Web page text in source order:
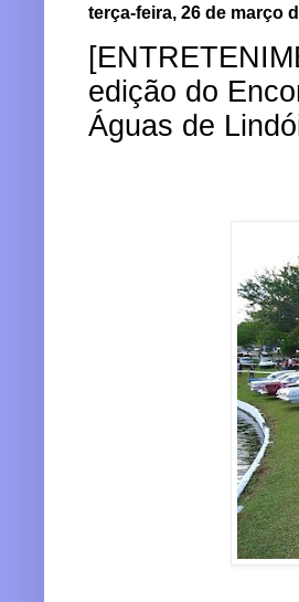
terça-feira, 26 de março
edição do
Águas de